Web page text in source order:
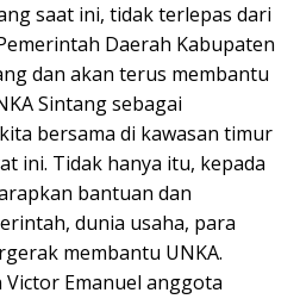
saat ini, tidak terlepas dari
Daerah Kabupaten
dan akan terus membantu
Sintang sebagai
bersama di kawasan timur
ini. Tidak hanya itu, kepada
bantuan dan
dunia usaha, para
membantu UNKA.
Emanuel anggota